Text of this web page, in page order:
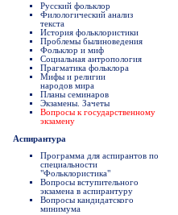
Русский фольклор
Филологический анализ
текста
История фольклористики
Проблемы былиноведения
Фольклор и миф
Социальная антропология
Прагматика фольклора
Мифы и религии
народов мира
Планы семинаров
Экзамены. Зачеты
Вопросы к государственному
экзамену
Аспирантура
Программа для аспирантов по
специальности
"Фольклористика"
Вопросы вступительного
экзамена в аспирантуру
Вопросы кандидатского
минимума